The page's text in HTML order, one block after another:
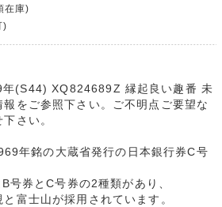
在庫)
)
(S44) XQ824689Z 縁起良い趣番 未
をご参照下さい。ご不明点ご要望な
さい。
年銘の大蔵省発行の日本銀行券C号
号券とC号券の2種類があり、
富士山が採用されています。